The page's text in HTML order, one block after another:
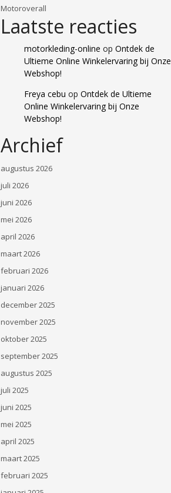
Motoroverall
Laatste reacties
motorkleding-online op Ontdek de
Ultieme Online Winkelervaring bij Onze
Webshop!
Freya cebu op Ontdek de Ultieme
Online Winkelervaring bij Onze
Webshop!
Archief
augustus 2026
juli 2026
juni 2026
mei 2026
april 2026
maart 2026
februari 2026
januari 2026
december 2025
november 2025
oktober 2025
september 2025
augustus 2025
juli 2025
juni 2025
mei 2025
april 2025
maart 2025
februari 2025